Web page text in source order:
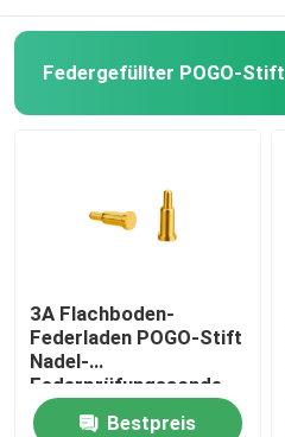
Federgefüllter POGO-Stift
3A Flachboden-
Federladen POGO-Stift
Nadel-
Federprüfungssonde
Pogo-Stift
Bestpreis